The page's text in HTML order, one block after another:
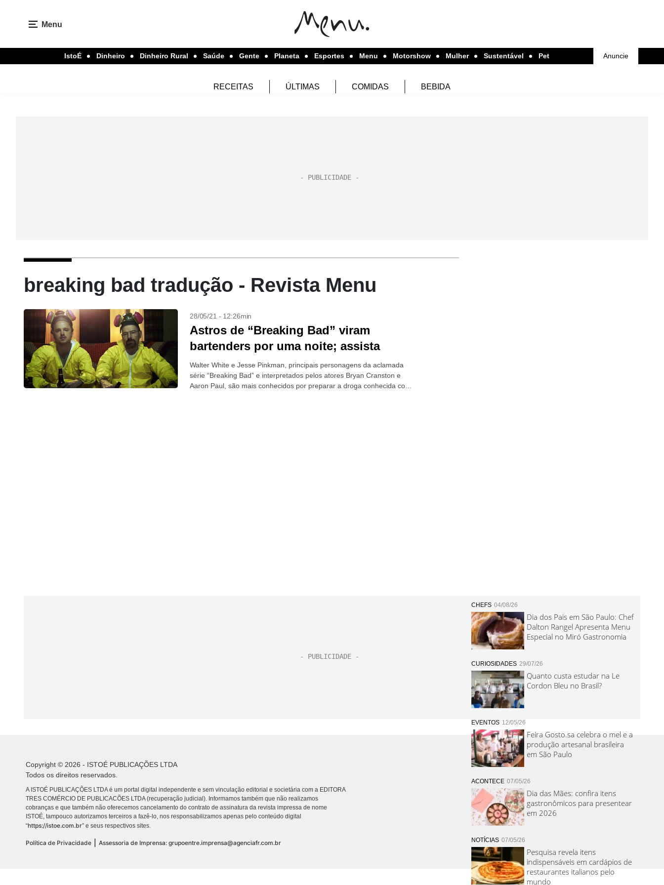
Menu
IstoÉ Dinheiro Dinheiro Rural Saúde Gente Planeta Esportes Menu Motorshow Mulher Sustentável Pet Anuncie
RECEITAS ÚLTIMAS COMIDAS BEBIDA
breaking bad tradução - Revista Menu
28/05/21 - 12:26min
Astros de “Breaking Bad” viram
bartenders por uma noite; assista
Walter White e Jesse Pinkman, principais personagens da aclamada
série “Breaking Bad” e interpretados pelos atores Bryan Cranston e
Aaron Paul, são mais conhecidos por preparar a droga conhecida como
CHEFS 04/08/26
Dia dos Pais em São Paulo: Chef
Dalton Rangel Apresenta Menu
Especial no Miró Gastronomia
CURIOSIDADES 29/07/26
Quanto custa estudar na Le
Cordon Bleu no Brasil?
EVENTOS 12/05/26
Feira Gosto.sa celebra o mel e a
produção artesanal brasileira
em São Paulo
ACONTECE 07/05/26
Dia das Mães: confira itens
gastronômicos para presentear
em 2026
NOTÍCIAS 07/05/26
Pesquisa revela itens
indispensáveis em cardápios de
restaurantes italianos pelo
mundo
Copyright © 2026 - ISTOÉ PUBLICAÇÕES LTDA
Todos os direitos reservados.
A ISTOÉ PUBLICAÇÕES LTDA é um portal digital independente e sem vinculação editorial e societária com a EDITORA
TRES COMÉRCIO DE PUBLICACÕES LTDA (recuperação judicial). Informamos também que não realizamos
cobranças e que também não oferecemos cancelamento do contrato de assinatura da revista impressa de nome
ISTOÉ, tampouco autorizamos terceiros a fazê-lo, nos responsabilizamos apenas pelo conteúdo digital
“https://istoe.com.br” e seus respectivos sites.
Política de Privacidade Assessoria de Imprensa: grupoentre.imprensa@agenciafr.com.br